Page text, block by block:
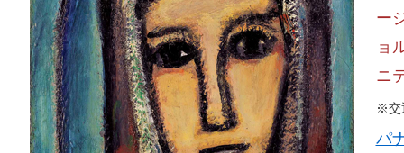
ー
ョ
ニ
※交
パ